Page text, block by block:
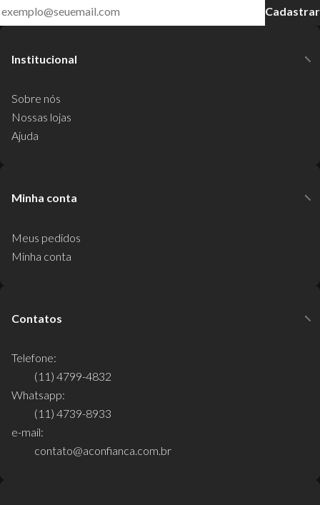
Cadastrar
Institucional
Sobre nós
Nossas lojas
Ajuda
Minha conta
Meus pedidos
Minha conta
Contatos
Telefone:
(11) 4799-4832
Whatsapp:
(11) 4739-8933
e-mail:
contato@aconfianca.com.br